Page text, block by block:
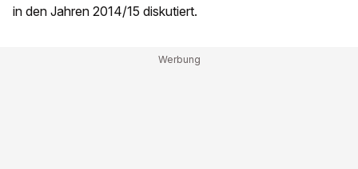
in den Jahren 2014/15 diskutiert.